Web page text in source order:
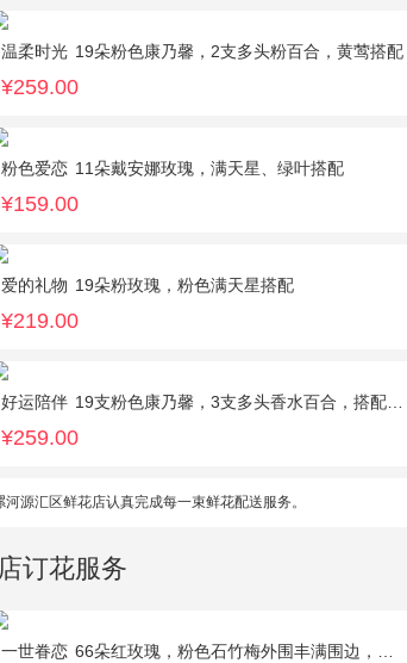
温柔时光 19朵粉色康乃馨，2支多头粉百合，黄莺搭配
¥259.00
粉色爱恋 11朵戴安娜玫瑰，满天星、绿叶搭配
¥159.00
爱的礼物 19朵粉玫瑰，粉色满天星搭配
¥219.00
好运陪伴 19支粉色康乃馨，3支多头香水百合，搭配满天星、黄莺装饰。
¥259.00
源汇区鲜花店认真完成每一束鲜花配送服务。
订花服务
一世眷恋 66朵红玫瑰，粉色石竹梅外围丰满围边，黑色丝带搭配